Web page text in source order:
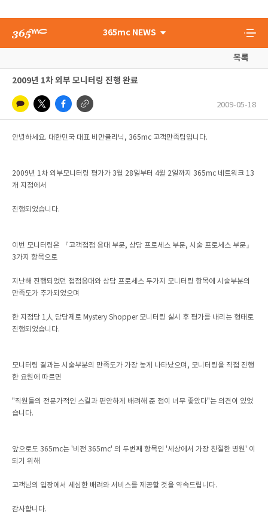
365mc NEWS
목록
2009년 1차 외부 모니터링 진행 완료
2009-05-18
안녕하세요. 대한민국 대표 비만클리닉, 365mc 고객만족팀입니다.
2009년 1차 외부모니터링 평가가 3월 28일부터 4월 2일까지 365mc 네트워크 13
개 지점에서
진행되었습니다.
이번 모니터링은 『고객접점 응대 부문, 상담 프로세스 부문, 시술 프로세스 부문』
3가지 항목으로
지난해 진행되었던 접점응대와 상담 프로세스 두가지 모니터링 항목에 시술부분의
만족도가 추가되었으며
한 지점당 1人 담당제로 Mystery Shopper 모니터링 실시 후 평가를 내리는 형태로
진행되었습니다.
모니터링 결과는 시술부분의 만족도가 가장 높게 나타났으며, 모니터링을 직접 진행
한 요원에 따르면
"직원들의 전문가적인 스킬과 편안하게 배려해 준 점이 너무 좋았다"는 의견이 있었
습니다.
앞으로도 365mc는 '비전 365mc' 의 두번째 항목인 '세상에서 가장 친절한 병원' 이
되기 위해
고객님의 입장에서 세심한 배려와 서비스를 제공할 것을 약속드립니다.
감사합니다.